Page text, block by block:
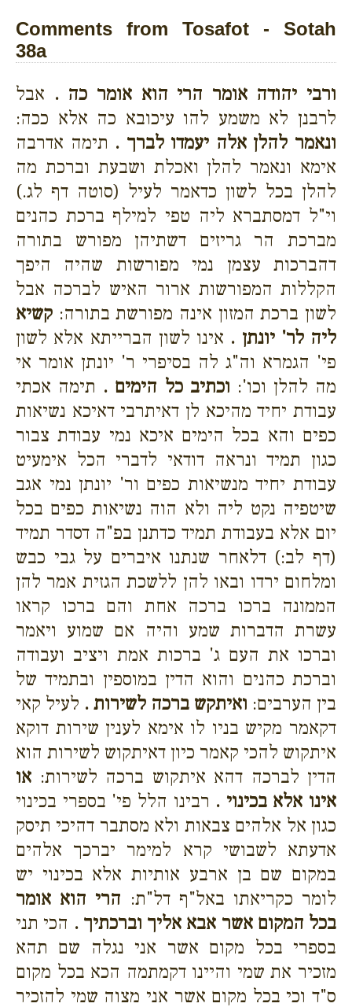
Comments from Tosafot - Sotah
38a
ורבי יהודה אומר הרי הוא אומר כה . אבל
לרבנן לא משמע להו עיכובא כה אלא ככה:
ונאמר להלן אלה יעמדו לברך . תימה אדרבה
אימא ונאמר להלן ואכלת ושבעת וברכת מה
להלן בכל לשון כדאמר לעיל (סוטה דף לג.)
וי"ל דמסתברא ליה טפי למילף ברכת כהנים
מברכת הר גריזים דשתיהן מפורש בתורה
דהברכות עצמן נמי מפורשות שהיה היפך
הקללות המפורשות ארור האיש לברכה אבל
לשון ברכת המזון אינה מפורשת בתורה: קשיא
ליה לר' יונתן . אינו לשון הברייתא אלא לשון
פי' הגמרא וה"ג לה בסיפרי ר' יונתן אומר אי
מה להלן וכו': וכתיב כל הימים . תימה אכתי
עבודת יחיד מהיכא לן דאיתרבי דאיכא נשיאות
כפים והא בכל הימים איכא נמי עבודת צבור
כגון תמיד ונראה דודאי לדברי הכל אימעיט
עבודת יחיד מנשיאות כפים ור' יונתן נמי אגב
שיטפיה נקט ליה ולא הוה נשיאות כפים בכל
יום אלא בעבודת תמיד כדתנן בפ"ה דסדר תמיד
(דף לב:) דלאחר שנתנו איברים על גבי כבש
ומלחום ירדו ובאו להן ללשכת הגזית אמר להן
הממונה ברכו ברכה אחת והם ברכו קראו
עשרת הדברות שמע והיה אם שמוע ויאמר
וברכו את העם ג' ברכות אמת ויציב ועבודה
וברכת כהנים והוא הדין במוספין ובתמיד של
בין הערבים: ואיתקש ברכה לשירות . לעיל קאי
דקאמר מקיש בניו לו אימא לענין שירות דוקא
איתקוש להכי קאמר כיון דאיתקוש לשירות הוא
הדין לברכה דהא איתקוש ברכה לשירות: או
אינו אלא בכינוי . רבינו הלל פי' בספרי בכינוי
כגון אל אלהים צבאות ולא מסתבר דהיכי תיסק
אדעתא לשבושי קרא למימר יברכך אלהים
במקום שם בן ארבע אותיות אלא בכינוי יש
לומר כקריאתו באל"ף דל"ת: הרי הוא אומר
בכל המקום אשר אבא אליך וברכתיך . הכי תני
בספרי בכל מקום אשר אני נגלה שם תהא
מזכיר את שמי והיינו דקמתמה הכא בכל מקום
ס"ד וכי בכל מקום אשר אני מצוה שמי להזכיר